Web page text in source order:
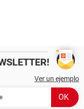
Ver un ejemplo